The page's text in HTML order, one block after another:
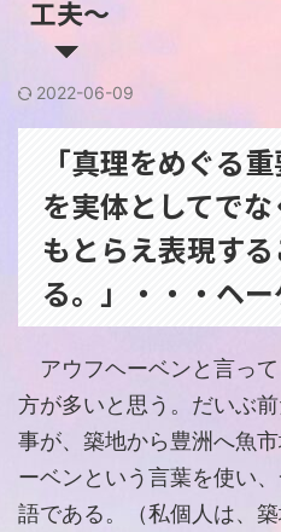
工夫～
2022-06-09
「真理をめぐる
を実体としてで
もとらえ表現す
る。」・・・ヘ
アウフヘーベンと言っ
方が多いと思う。だいぶ
事が、築地から豊洲へ魚
ーベンという言葉を使い
語である。（私個人は、